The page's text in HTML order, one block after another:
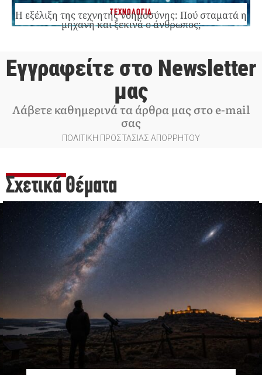
ΤΕΧΝΟΛΟΓΙΑ
Η εξέλιξη της τεχνητής νοημοσύνης: Πού σταματά η
μηχανή και ξεκινά ο άνθρωπος;
Εγγραφείτε στο Newsletter
μας
Λάβετε καθημερινά τα άρθρα μας στο e-mail
σας
ΠΟΛΙΤΙΚΗ ΠΡΟΣΤΑΣΙΑΣ ΑΠΟΡΡΗΤΟΥ
Σχετικά Θέματα